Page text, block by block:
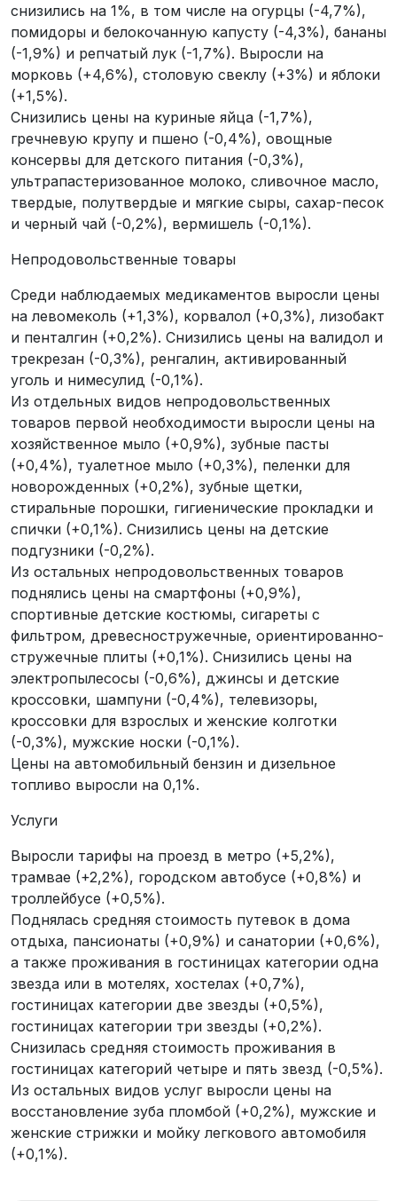
снизились на 1%, в том числе на огурцы (-4,7%),
помидоры и белокочанную капусту (-4,3%), бананы
(-1,9%) и репчатый лук (-1,7%). Выросли на
морковь (+4,6%), столовую свеклу (+3%) и яблоки
(+1,5%).
Снизились цены на куриные яйца (-1,7%),
гречневую крупу и пшено (-0,4%), овощные
консервы для детского питания (-0,3%),
ультрапастеризованное молоко, сливочное масло,
твердые, полутвердые и мягкие сыры, сахар-песок
и черный чай (-0,2%), вермишель (-0,1%).
Непродовольственные товары
Среди наблюдаемых медикаментов выросли цены
на левомеколь (+1,3%), корвалол (+0,3%), лизобакт
и пенталгин (+0,2%). Снизились цены на валидол и
трекрезан (-0,3%), ренгалин, активированный
уголь и нимесулид (-0,1%).
Из отдельных видов непродовольственных
товаров первой необходимости выросли цены на
хозяйственное мыло (+0,9%), зубные пасты
(+0,4%), туалетное мыло (+0,3%), пеленки для
новорожденных (+0,2%), зубные щетки,
стиральные порошки, гигиенические прокладки и
спички (+0,1%). Снизились цены на детские
подгузники (-0,2%).
Из остальных непродовольственных товаров
поднялись цены на смартфоны (+0,9%),
спортивные детские костюмы, сигареты с
фильтром, древесностружечные, ориентированно-
стружечные плиты (+0,1%). Снизились цены на
электропылесосы (-0,6%), джинсы и детские
кроссовки, шампуни (-0,4%), телевизоры,
кроссовки для взрослых и женские колготки
(-0,3%), мужские носки (-0,1%).
Цены на автомобильный бензин и дизельное
топливо выросли на 0,1%.
Услуги
Выросли тарифы на проезд в метро (+5,2%),
трамвае (+2,2%), городском автобусе (+0,8%) и
троллейбусе (+0,5%).
Поднялась средняя стоимость путевок в дома
отдыха, пансионаты (+0,9%) и санатории (+0,6%),
а также проживания в гостиницах категории одна
звезда или в мотелях, хостелах (+0,7%),
гостиницах категории две звезды (+0,5%),
гостиницах категории три звезды (+0,2%).
Снизилась средняя стоимость проживания в
гостиницах категорий четыре и пять звезд (-0,5%).
Из остальных видов услуг выросли цены на
восстановление зуба пломбой (+0,2%), мужские и
женские стрижки и мойку легкового автомобиля
(+0,1%).